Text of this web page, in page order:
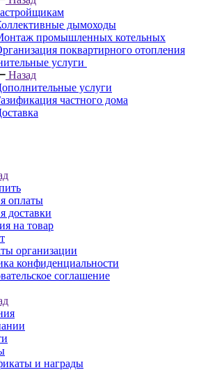
дымоходы
промышленных котельных
поквартирного отопления
услуги
Назад
услуги
частного дома
оплаты
доставки
на товар
организации
конфиденциальности
соглашение
и награды